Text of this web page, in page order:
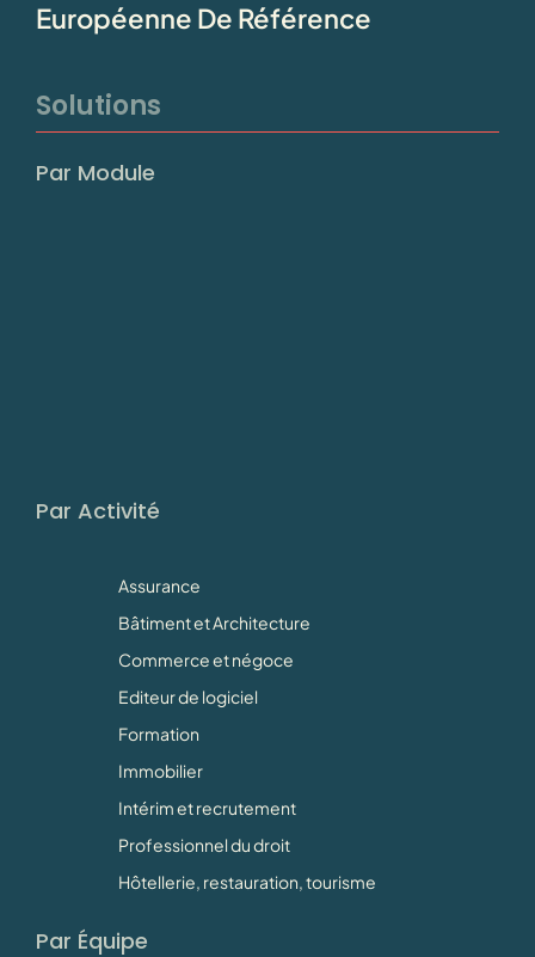
Européenne De Référence
Solutions
Par Module
Par Activité
Assurance
Bâtiment et Architecture
Commerce et négoce
Editeur de logiciel
Formation
Immobilier
Intérim et recrutement
Professionnel du droit
Hôtellerie, restauration, tourisme
Par Équipe